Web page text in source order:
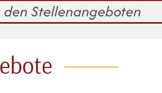
den Stellenangeboten